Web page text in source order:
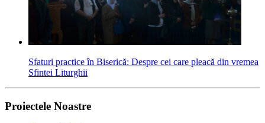
Sfaturi practice în Biserică: Despre cei care pleacă din vremea
Sfintei Liturghii
Proiectele Noastre